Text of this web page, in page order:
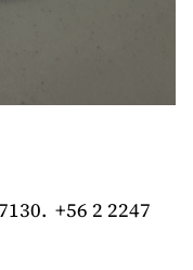
+56 2 2247